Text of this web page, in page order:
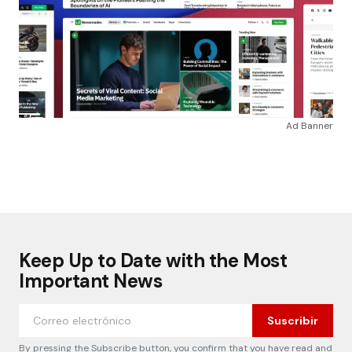
Ad Banner
Keep Up to Date with the Most
Important News
Suscribir
By pressing the Subscribe button, you confirm that you have read and